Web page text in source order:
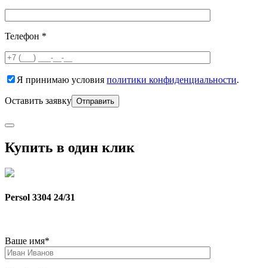
Телефон *
Я принимаю условия политики конфиденциальности.
Оставить заявку
Купить в один клик
Persol 3304 24/31
Ваше имя*